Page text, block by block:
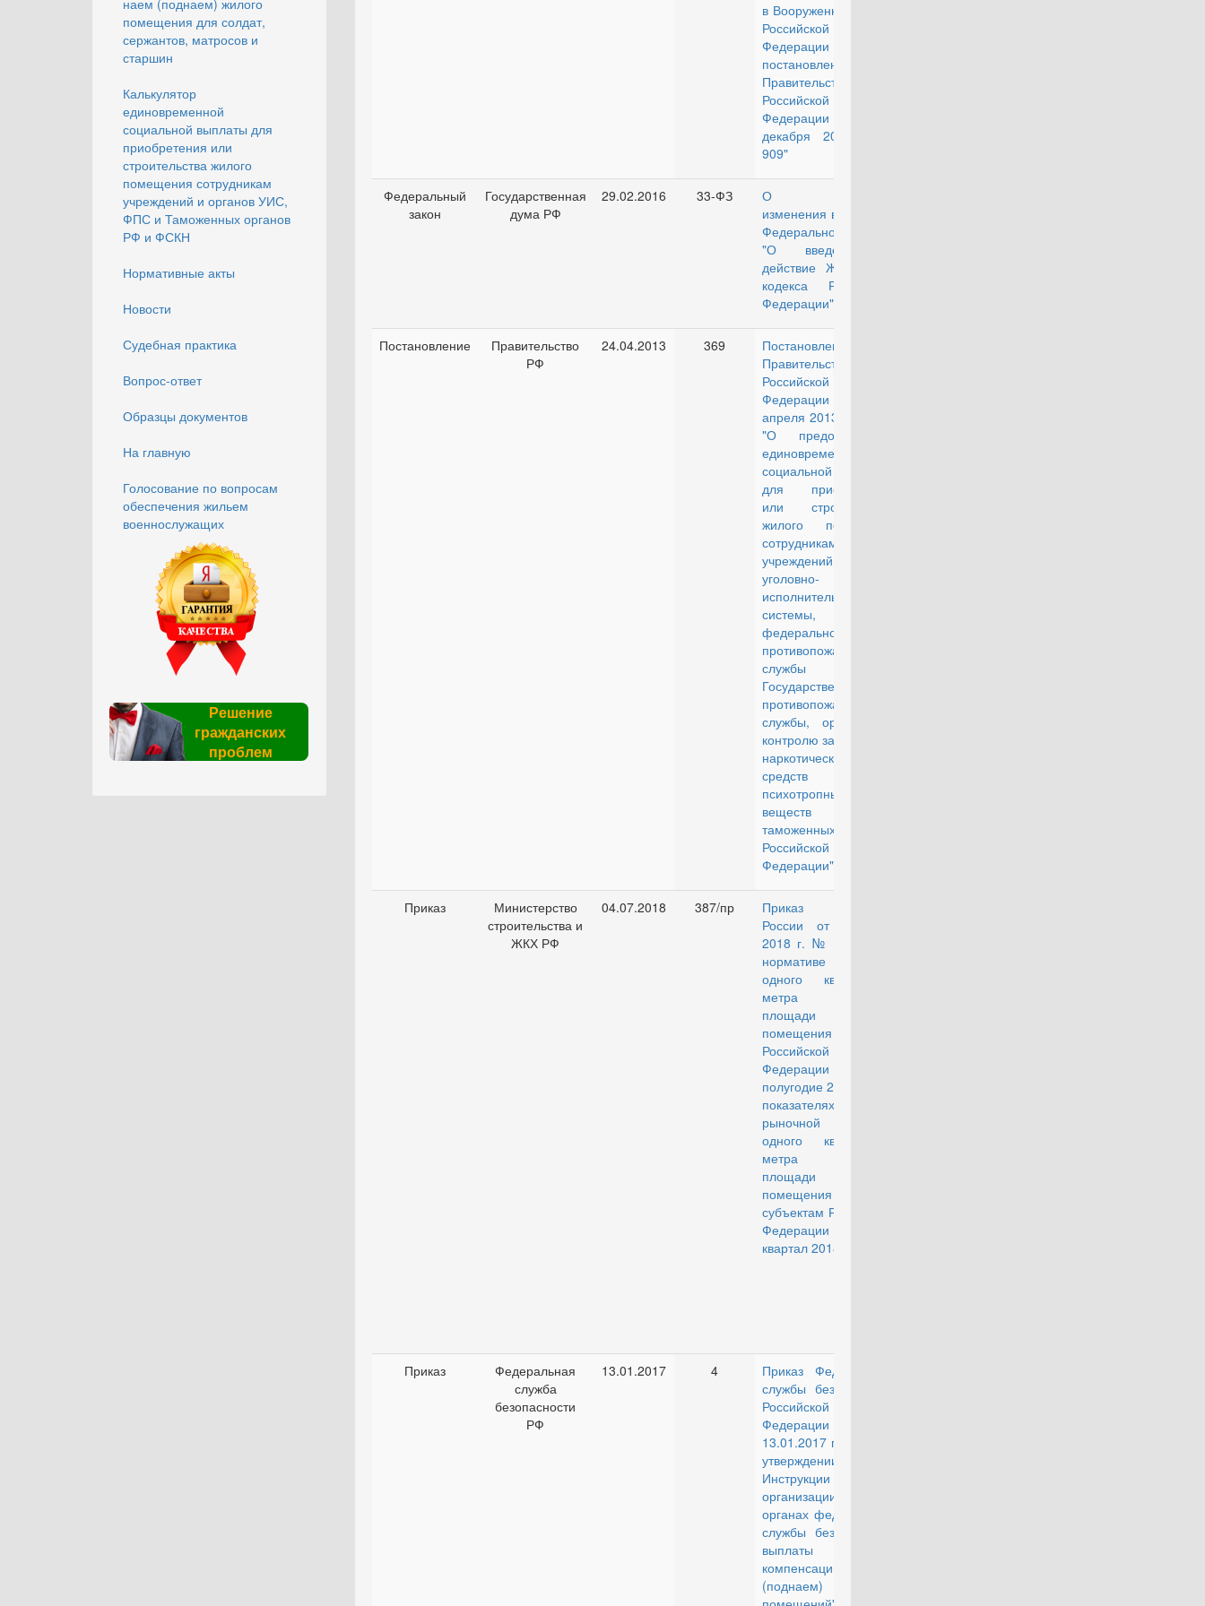
наем (поднаем) жилого
помещения для солдат,
сержантов, матросов и
старшин
Калькулятор
единовременной
социальной выплаты для
приобретения или
строительства жилого
помещения сотрудникам
учреждений и органов УИС,
ФПС и Таможенных органов
РФ и ФСКН
Нормативные акты
Новости
Судебная практика
Вопрос-ответ
Образцы документов
На главную
Голосование по вопросам
обеспечения жильем
военнослужащих
Решение
гражданских
проблем
в Вооруженных Силах
Российской
Федерации
постановления
Правительства
Российской
Федерации от 31
декабря 2004 г. N
909"
Федеральный
закон
Государственная
дума РФ
29.02.2016 33-ФЗ
О внесении
изменения в статью 2
Федерального закона
"О введении в
действие Жилищного
кодекса Российской
Федерации"
Постановление
Правительство
РФ
24.04.2013 369
Постановление
Правительства
Российской
Федерации от 24
апреля 2013 г. № 369
"О предоставлении
единовременной
социальной выплаты
для приобретения
или строительства
жилого помещения
сотрудникам
учреждений и органов
уголовно-
исполнительной
системы,
федеральной
противопожарной
службы
Государственной
противопожарной
службы, органов по
контролю за оборотом
наркотических
средств и
психотропных
веществ и
таможенных органов
Российской
Федерации"
Приказ
Министерство
строительства и
ЖКХ РФ
04.07.2018 387/пр
Приказ Минстроя
России от 4 июля
2018 г. № 387/пр "О
нормативе стоимости
одного квадратного
метра общей
площади жилого
помещения по
Российской
Федерации на второе
полугодие 2018 года и
показателях средней
рыночной стоимости
одного квадратного
метра общей
площади жилого
помещения по
субъектам Российской
Федерации на III
квартал 2018 года"
Приказ
Федеральная
служба
безопасности
РФ
13.01.2017 4
Приказ Федеральной
службы безопасности
Российской
Федерации от
13.01.2017 г. № 4 "Об
утверждении
Инструкции об
организации в
органах федеральной
службы безопасности
выплаты денежной
компенсации за наем
(поднаем) жилых